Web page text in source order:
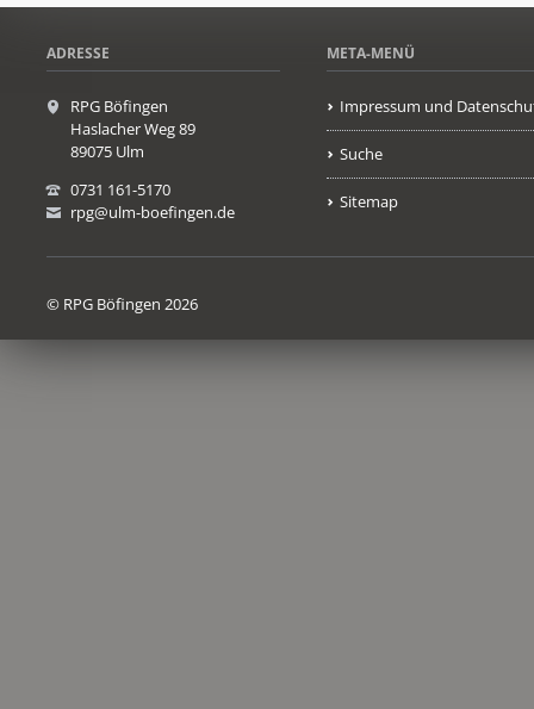
ADRESSE
RPG Böfingen
Haslacher Weg 89
89075 Ulm
0731 161-5170
rpg@ulm-boefingen.de
META-MENÜ
Impressum und
Suche
Sitemap
© RPG Böfingen 2026